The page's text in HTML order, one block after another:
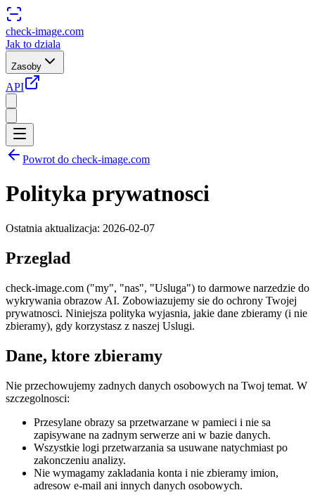
check-image.com
Jak to dziala
Zasoby
API
Powrot do check-image.com
Polityka prywatnosci
Ostatnia aktualizacja: 2026-02-07
Przeglad
check-image.com ("my", "nas", "Usluga") to darmowe narzedzie do
wykrywania obrazow AI. Zobowiazujemy sie do ochrony Twojej
prywatnosci. Niniejsza polityka wyjasnia, jakie dane zbieramy (i nie
zbieramy), gdy korzystasz z naszej Uslugi.
Dane, ktore zbieramy
Nie przechowujemy zadnych danych osobowych na Twoj temat. W
szczegolnosci:
Przesylane obrazy sa przetwarzane w pamieci i nie sa
zapisywane na zadnym serwerze ani w bazie danych.
Wszystkie logi przetwarzania sa usuwane natychmiast po
zakonczeniu analizy.
Nie wymagamy zakladania konta i nie zbieramy imion,
adresow e-mail ani innych danych osobowych.